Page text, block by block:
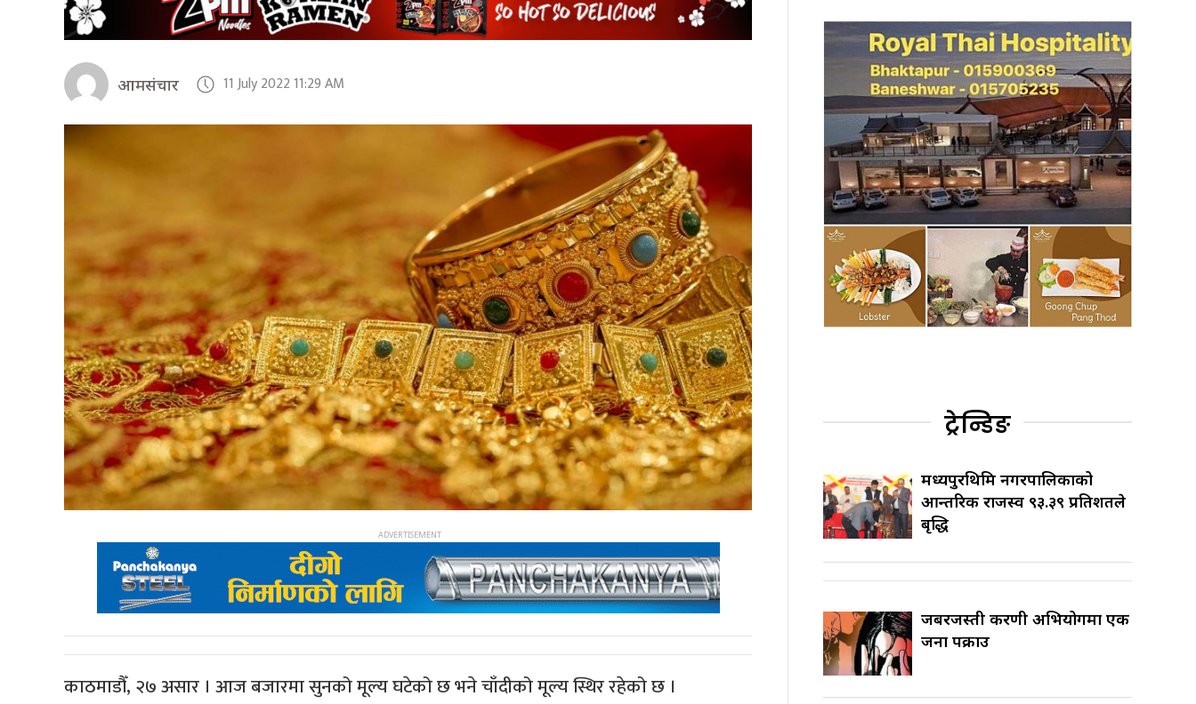
आमसंचार 11 July 2022 11:29 AM
काठमाडौँ, २७ असार । आज बजारमा सुनको मूल्य घटेको छ भने चाँदीको मूल्य स्थिर रहेको छ ।
ट्रेन्डिङ
मध्यपुरथिमि नगरपालिकाको
आन्तरिक राजस्व ९३.३९ प्रतिशतले
बृद्धि
जबरजस्ती करणी अभियोगमा एक
जना पक्राउ